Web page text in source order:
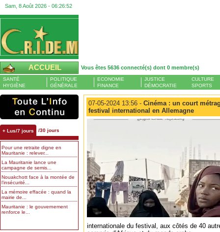
Sam, 8 Août 2026 - 06:26:53
ACCUEIL Vous êtes 5636 connecté(s) dont 0 membre(s)
SANTÉ
HYGIÈNE
POLITIQUE
GÉNÉRALE
ECONOMIE
FINANCE
JUSTICE
DÉMOCRATIE
CULTURE
SPORTS
+ Lus/7 jours /30 jours
Pour une retraite digne en
Mauritanie : relever...
La Mauritanie lance une
campagne de semis...
Nouakchott face à la montée de
l’insécurité...
La mémoire effacée : quand la
mairie de...
Mauritanie : le gouvernement
renforce le...
07-05-2024 13:56 - Cinéma : un court
festival international en Allemagne
internationale du festival, aux côtés de 40